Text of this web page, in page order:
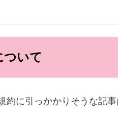
ついて
に引っかかりそうな記事